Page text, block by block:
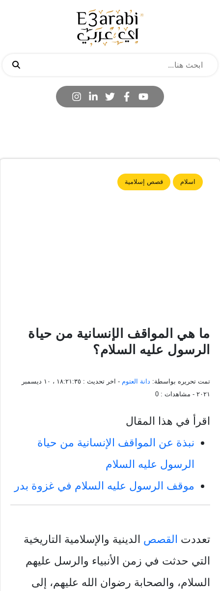
اسلام قصص إسلامية
ما هي المواقف الإنسانية من حياة
الرسول عليه السلام؟
تمت تحريره بواسطة: دانة العتوم - اخر تحديث :
١٨:٢١:٣٥ ، ١٠ ديسمبر
٢٠٢١ - مشاهدات : 0
اقرأ في هذا المقال
نبذة عن المواقف الإنسانية من حياة
الرسول عليه السلام
موقف الرسول عليه السلام في غزوة بدر
تعددت القصص الدينية والإسلامية التاريخية
التي حدثت في زمن الأنبياء والرسل عليهم
السلام، والصحابة رضوان الله عليهم، إلى